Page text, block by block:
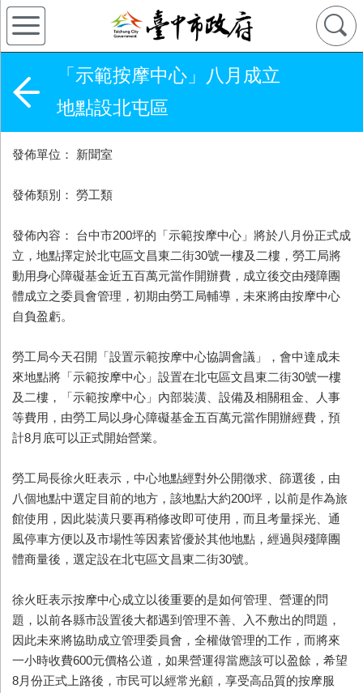
「示範按摩中心」八月成立
地點設北屯區
發佈單位： 新聞室
發佈類別： 勞工類
發佈內容： 台中市200坪的「示範按摩中心」將於八月份正式成
立，地點擇定於北屯區文昌東二街30號一樓及二樓，勞工局將
動用身心障礙基金近五百萬元當作開辦費，成立後交由殘障團
體成立之委員會管理，初期由勞工局輔導，未來將由按摩中心
自負盈虧。
勞工局今天召開「設置示範按摩中心協調會議」，會中達成未
來地點將「示範按摩中心」設置在北屯區文昌東二街30號一樓
及二樓，「示範按摩中心」內部裝潢、設備及相關租金、人事
等費用，由勞工局以身心障礙基金五百萬元當作開辦經費，預
計8月底可以正式開始營業。
勞工局長徐火旺表示，中心地點經對外公開徵求、篩選後，由
八個地點中選定目前的地方，該地點大約200坪，以前是作為旅
館使用，因此裝潢只要再稍修改即可使用，而且考量採光、通
風停車方便以及市場性等因素皆優於其他地點，經過與殘障團
體商量後，選定設在北屯區文昌東二街30號。
徐火旺表示按摩中心成立以後重要的是如何管理、營運的問
題，以前各縣市設置後大都遇到管理不善、入不敷出的問題，
因此未來將協助成立管理委員會，全權做管理的工作，而將來
一小時收費600元價格公道，如果營運得當應該可以盈餘，希望
8月份正式上路後，市民可以經常光顧，享受高品質的按摩服